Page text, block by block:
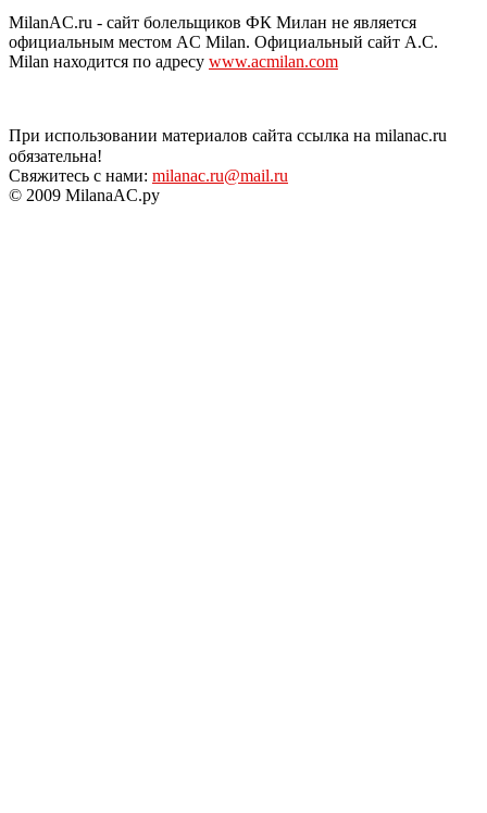
MilanAC.ru - сайт болельщиков ФК Милан не является
официальным местом AC Milan. Официальный сайт A.C.
Milan находится по адресу www.acmilan.com
При использовании материалов сайта ссылка на milanac.ru
обязательна!
Свяжитесь с нами: milanac.ru@mail.ru
© 2009 MilanaAC.ру